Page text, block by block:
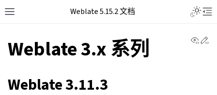
Weblate 5.15.2 文档
Weblate 3.x 系列
Weblate 3.11.3